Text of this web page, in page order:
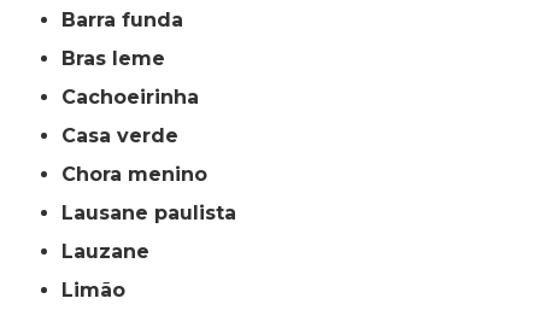
barra funda
bras leme
cachoeirinha
casa verde
chora menino
lausane paulista
lauzane
limão